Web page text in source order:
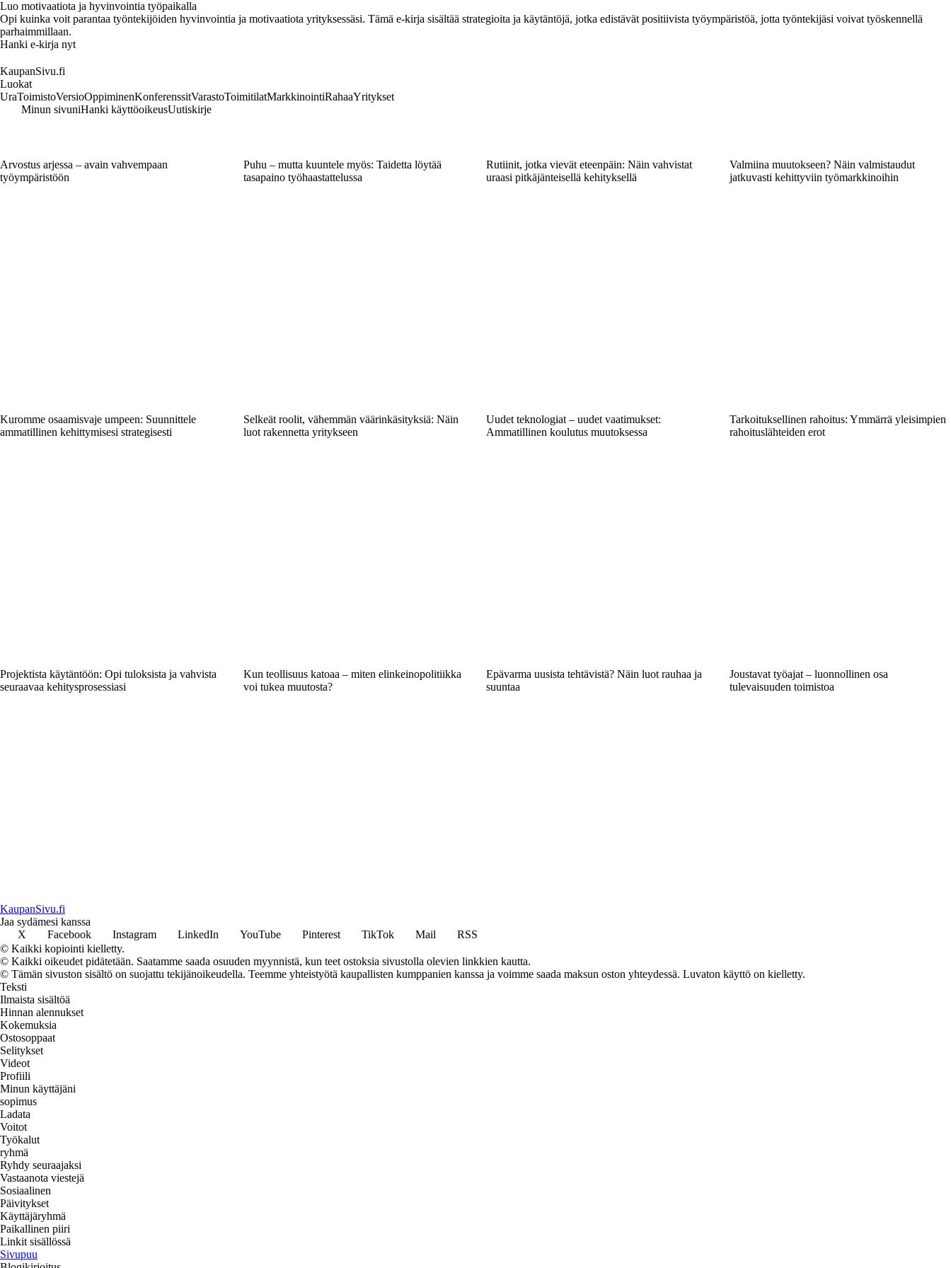
Luo motivaatiota ja hyvinvointia työpaikalla
Opi kuinka voit parantaa työntekijöiden hyvinvointia ja motivaatiota yrityksessäsi. Tämä e-kirja sisältää strategioita ja käytäntöjä, jotka edistävät positiivista työympäristöä, jotta työntekijäsi voivat työskennellä
parhaimmillaan.
Hanki e-kirja nyt
KaupanSivu.fi
Luokat
UraToimistoVersioOppiminenKonferenssitVarastoToimitilatMarkkinointiRahaaYritykset
Minun sivuniHanki käyttöoikeusUutiskirje
Arvostus arjessa – avain vahvempaan
työympäristöön
Puhu – mutta kuuntele myös: Taidetta löytää
tasapaino työhaastattelussa
Rutiinit, jotka vievät eteenpäin: Näin vahvistat
uraasi pitkäjänteisellä kehityksellä
Valmiina muutokseen? Näin valmistaudut
jatkuvasti kehittyviin työmarkkinoihin
Kuromme osaamisvaje umpeen: Suunnittele
ammatillinen kehittymisesi strategisesti
Selkeät roolit, vähemmän väärinkäsityksiä: Näin
luot rakennetta yritykseen
Uudet teknologiat – uudet vaatimukset:
Ammatillinen koulutus muutoksessa
Tarkoituksellinen rahoitus: Ymmärrä yleisimpien
rahoituslähteiden erot
Projektista käytäntöön: Opi tuloksista ja vahvista
seuraavaa kehitysprosessiasi
Kun teollisuus katoaa – miten elinkeinopolitiikka
voi tukea muutosta?
Epävarma uusista tehtävistä? Näin luot rauhaa ja
suuntaa
Joustavat työajat – luonnollinen osa
tulevaisuuden toimistoa
KaupanSivu.fi
Jaa sydämesi kanssa
X
Facebook Instagram LinkedIn YouTube Pinterest TikTok Mail
RSS
© Kaikki kopiointi kielletty.
© Kaikki oikeudet pidätetään. Saatamme saada osuuden myynnistä, kun teet ostoksia sivustolla olevien linkkien kautta.
© Tämän sivuston sisältö on suojattu tekijänoikeudella. Teemme yhteistyötä kaupallisten kumppanien kanssa ja voimme saada maksun oston yhteydessä. Luvaton käyttö on kielletty.
Teksti
Ilmaista sisältöä
Hinnan alennukset
Kokemuksia
Ostosoppaat
Selitykset
Videot
Profiili
Minun käyttäjäni
sopimus
Ladata
Voitot
Työkalut
ryhmä
Ryhdy seuraajaksi
Vastaanota viestejä
Sosiaalinen
Päivitykset
Käyttäjäryhmä
Paikallinen piiri
Linkit sisällössä
Sivupuu